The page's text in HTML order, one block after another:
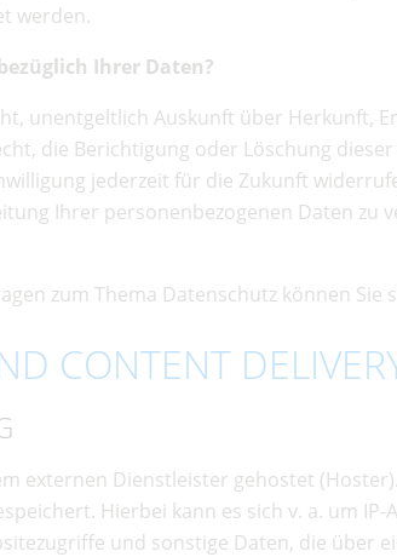
werden.
Ihrer Daten?
unentgeltlich Auskunft über Herkunft,
die Berichtigung oder Löschung
jederzeit für die Zukunft
Ihrer personenbezogenen Daten zu
zum Thema Datenschutz können
CONTENT
externen Dienstleister gehostet
Hierbei kann es sich v. a. um
und sonstige Daten, die über